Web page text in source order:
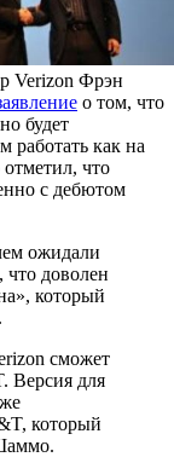
Verizon Фрэн
о том, что
будет
работать как на
что
с дебютом
ожидали
доволен
который
сможет
Версия для
который